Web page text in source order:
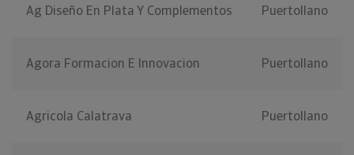
Ag Diseño En Plata Y Complementos Puertollano
Agora Formacion E Innovacion Puertollano
Agricola Calatrava Puertollano